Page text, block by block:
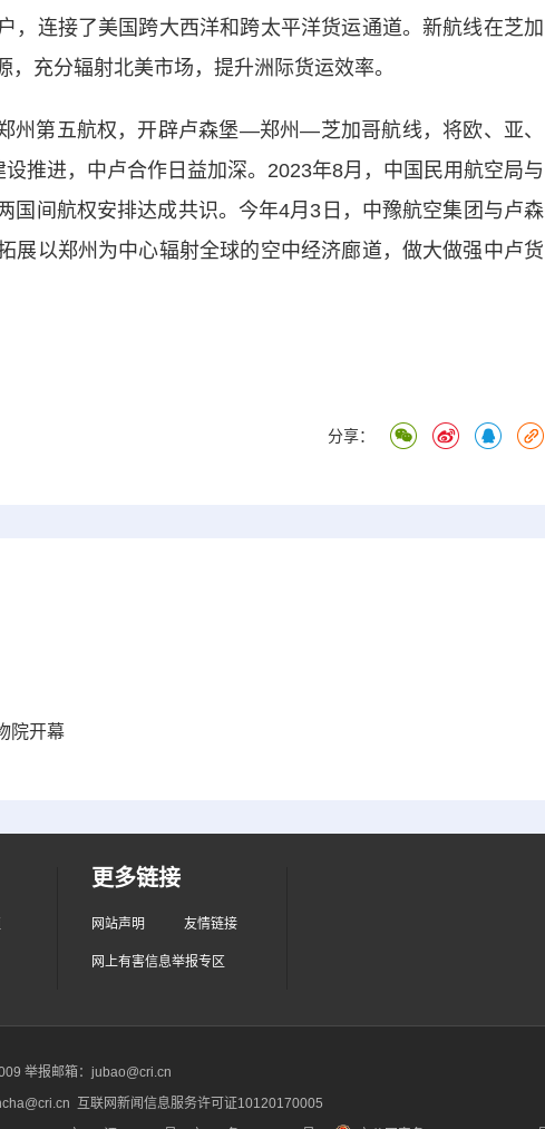
，连接了美国跨大西洋和跨太平洋货运通道。新航线在芝加
充分辐射北美市场，提升洲际货运效率。
第五航权，开辟卢森堡—郑州—芝加哥航线，将欧、亚、
推进，中卢合作日益加深。2023年8月，中国民用航空局与
国间航权安排达成共识。今年4月3日，中豫航空集团与卢森
展以郑州为中心辐射全球的空中经济廊道，做大做强中卢货
分享：
院开幕
更多链接
网站声明 友情链接
网上有害信息举报专区
举报邮箱：jubao@cri.cn
互联网新闻信息服务许可证10120170005